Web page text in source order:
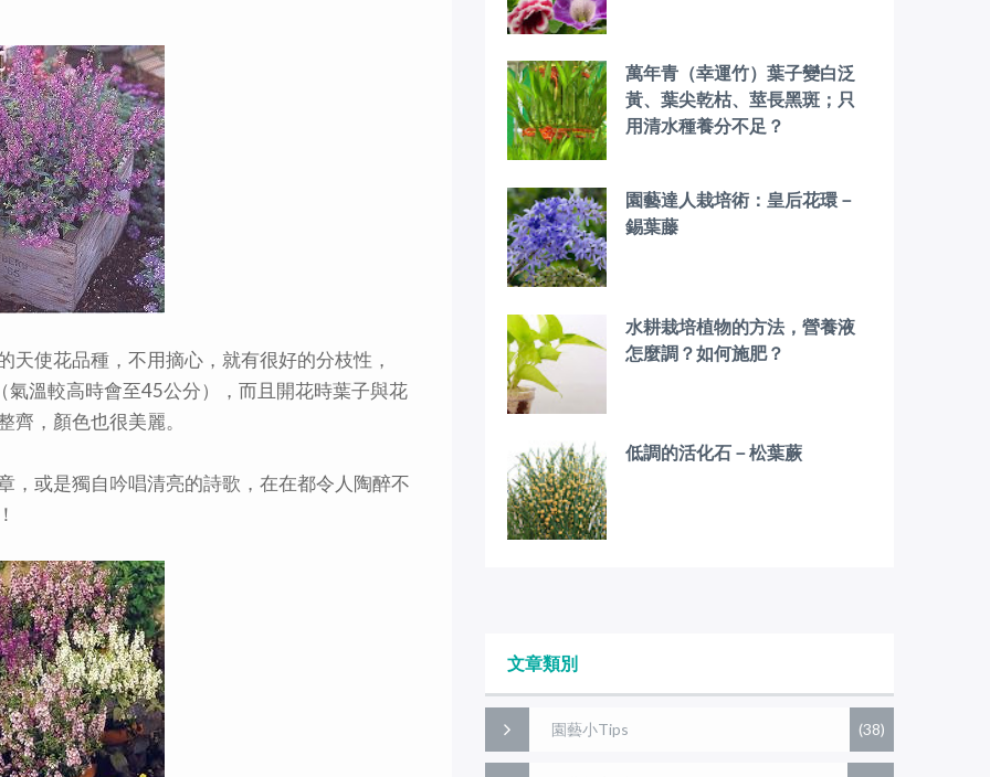
使花品種，不用摘心，就有很好的分枝性，
溫較高時會至45公分），而且開花時葉子與花
，顏色也很美麗。
，或是獨自吟唱清亮的詩歌，在在都令人陶醉不
萬年青（幸運竹）葉子變白泛
黃、葉尖乾枯、莖長黑斑；只
用清水種養分不足？
園藝達人栽培術：皇后花環－
錫葉藤
水耕栽培植物的方法，營養液
怎麼調？如何施肥？
低調的活化石－松葉蕨
文章類別
園藝小Tips (38)